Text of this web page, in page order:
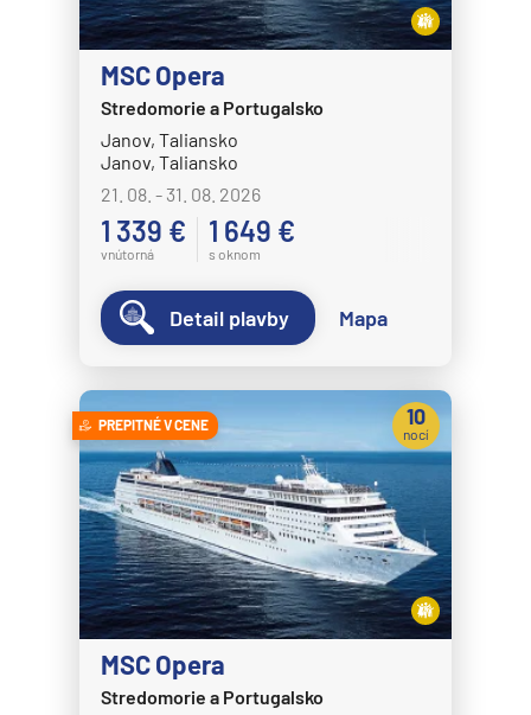
MSC Opera
Stredomorie a Portugalsko
Janov, Taliansko
Janov, Taliansko
21. 08. - 31. 08. 2026
1 339 €
vnútorná
1 649 €
s oknom
Detail plavby Mapa
PREPITNÉ V CENE
MSC Opera
Stredomorie a Portugalsko
10
nocí